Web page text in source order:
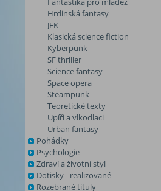
Hrdinská fantasy
JFK
Klasická science fiction
Kyberpunk
SF thriller
Science fantasy
Space opera
Steampunk
Teoretické texty
Upíři a vlkodlaci
Urban fantasy
Pohádky
Psychologie
Zdraví a životní styl
Dotisky - realizované
Rozebrané tituly